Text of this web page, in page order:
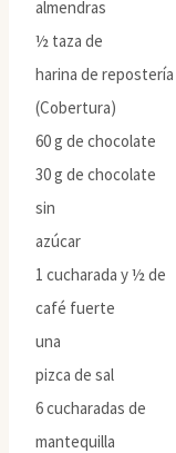
almendras
½ taza de
harina de repostería
(Cobertura)
60 g de chocolate
30 g de chocolate
sin
azúcar
1 cucharada y ½ de
café fuerte
una
pizca de sal
6 cucharadas de
mantequilla